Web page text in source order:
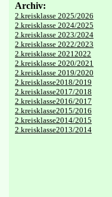
Archiv:
2.kreisklasse 2025/2026
2.kreisklasse 2024/2025
2.kreisklasse 2023/2024
2.kreisklasse 2022/2023
2.kreisklasse 20212022
2.kreisklasse 2020/2021
2.kreisklasse 2019/2020
2.kreisklasse2018/2019
2.kreisklasse2017/2018
2.kreisklasse2016/2017
2.kreisklasse2015/2016
2.kreisklasse2014/2015
2.kreisklasse2013/2014